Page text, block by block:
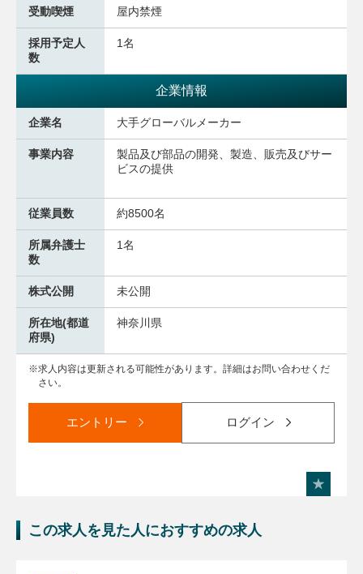
受動喫煙 屋内禁煙
採用予定人
数
1名
企業情報
企業名 大手グローバルメーカー
事業内容
製品及び部品の開発、製造、販売及びサー
ビスの提供
従業員数 約8500名
所属弁護士
数
1名
株式公開 未公開
所在地(都道
府県)
神奈川県
求人内容は更新される可能性があります。詳細はお問い合わせくだ
さい。
エントリー ログイン
この求人を見た人におすすめの求人